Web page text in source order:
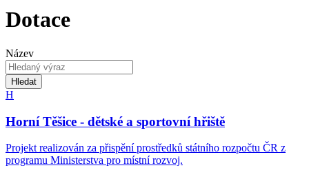
Dotace
Název
Hledat
H
Horní Těšice - dětské a sportovní hřiště
Projekt realizován za přispění prostředků státního rozpočtu ČR z
programu Ministerstva pro místní rozvoj.